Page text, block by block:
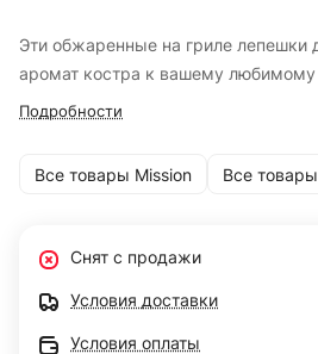
Эти обжаренные на гриле лепешки
аромат костра к вашему
Подробности
Все товары Mission Все
Снят с продажи
Условия доставки
Условия оплаты